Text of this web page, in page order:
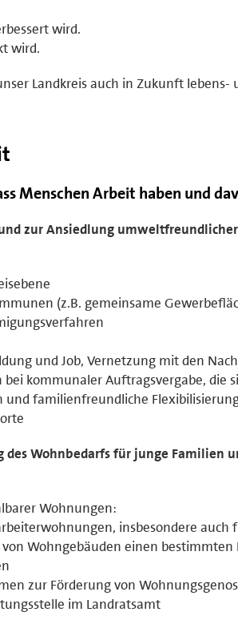
wird.
wird.
Landkreis auch in Zukunft lebens-
Menschen Arbeit haben und
zur Ansiedlung
(z.B. gemeinsame
und Job, Vernetzung mit den
bei kommunaler Auftragsvergabe, die
familienfreundliche
Wohnbedarfs für junge Familien
Wohnungen:
insbesondere auch
Wohngebäuden einen bestimmten
zur Förderung von
im Landratsamt